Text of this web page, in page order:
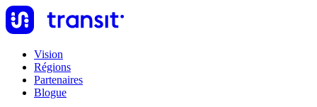
Vision
Régions
Partenaires
Blogue